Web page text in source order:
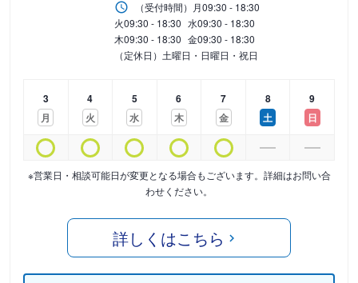
（受付時間） 月09:30 - 18:30
火09:30 - 18:30 水09:30 - 18:30
木09:30 - 18:30 金09:30 - 18:30
（定休日）土曜日・日曜日・祝日
3
月
4
火
5
水
6
木
7
金
8
土
9
日
※営業日・相談可能日が変更となる場合もございます。詳細はお問い合
わせください。
詳しくはこちら